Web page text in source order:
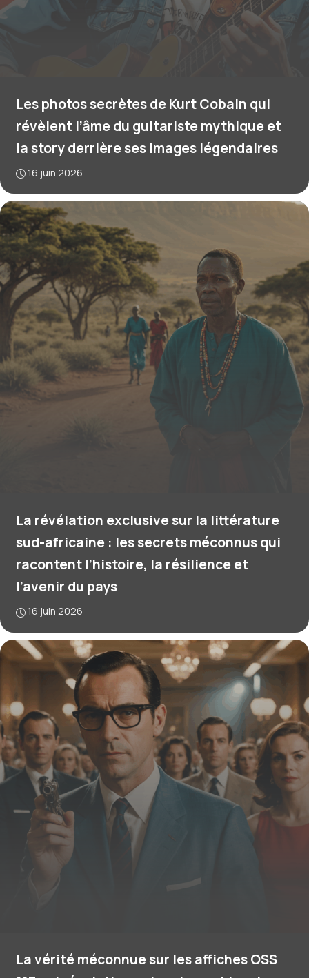
Les photos secrètes de Kurt Cobain qui
révèlent l’âme du guitariste mythique et
la story derrière ses images légendaires
16 juin 2026
La révélation exclusive sur la littérature
sud-africaine : les secrets méconnus qui
racontent l’histoire, la résilience et
l’avenir du pays
16 juin 2026
La vérité méconnue sur les affiches OSS